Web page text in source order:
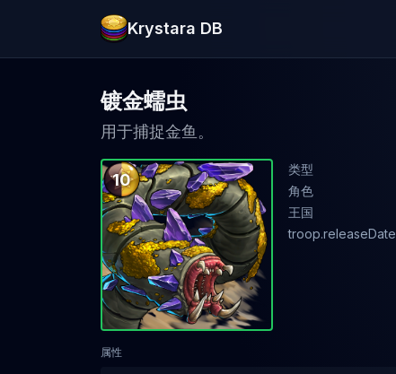
Krystara DB
镀金蠕虫
用于捕捉金鱼。
10
类型
角色
王国
troop.releaseDate
属性